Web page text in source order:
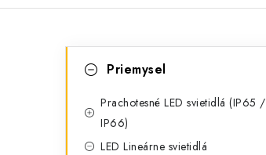
kategóriePriemysel
Prachotesné LED svietidlá (IP65 /
IP66)
LED Lineárne svietidlá